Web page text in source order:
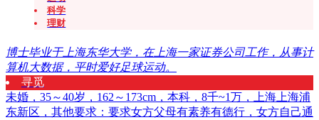
科学
理财
博士毕业于上海东华大学，在上海一家证券公司工作，从事计
算机大数据，平时爱好足球运动。
寻觅
未婚，35～40岁，162～173cm，本科，8千~1万，上海上海浦
东新区，其他要求：要求女方父母有素养有德行，女方自己通